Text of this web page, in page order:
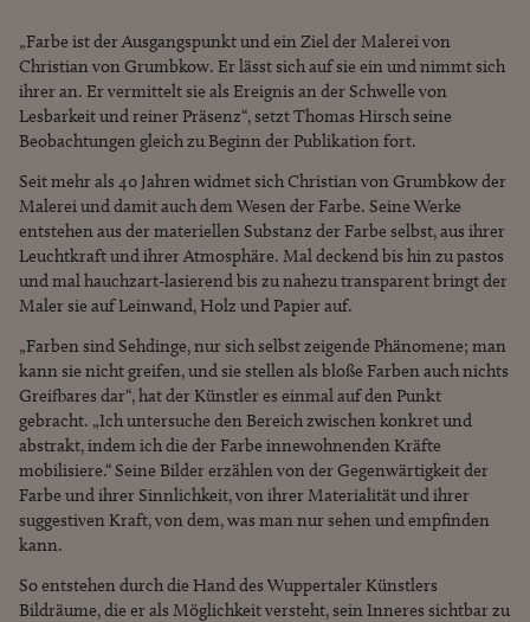
„Farbe ist der Ausgangspunkt und ein Ziel der Malerei von
Christian von Grumbkow. Er lässt sich auf sie ein und nimmt sich
ihrer an. Er vermittelt sie als Ereignis an der Schwelle von
Lesbarkeit und reiner Präsenz“, setzt Thomas Hirsch seine
Beobachtungen gleich zu Beginn der Publikation fort.
Seit mehr als 40 Jahren widmet sich Christian von Grumbkow der
Malerei und damit auch dem Wesen der Farbe. Seine Werke
entstehen aus der materiellen Substanz der Farbe selbst, aus ihrer
Leuchtkraft und ihrer Atmosphäre. Mal deckend bis hin zu pastos
und mal hauchzart-lasierend bis zu nahezu transparent bringt der
Maler sie auf Leinwand, Holz und Papier auf.
„Farben sind Sehdinge, nur sich selbst zeigende Phänomene; man
kann sie nicht greifen, und sie stellen als bloße Farben auch nichts
Greifbares dar“, hat der Künstler es einmal auf den Punkt
gebracht. „Ich untersuche den Bereich zwischen konkret und
abstrakt, indem ich die der Farbe innewohnenden Kräfte
mobilisiere.“ Seine Bilder erzählen von der Gegenwärtigkeit der
Farbe und ihrer Sinnlichkeit, von ihrer Materialität und ihrer
suggestiven Kraft, von dem, was man nur sehen und empfinden
kann.
So entstehen durch die Hand des Wuppertaler Künstlers
Bildräume, die er als Möglichkeit versteht, sein Inneres sichtbar zu